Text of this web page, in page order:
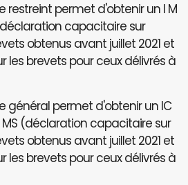
restreint permet d'obtenir un I M
capacitaire sur
obtenus avant juillet 2021 et
les brevets pour ceux délivrés à
général permet d'obtenir un IC
MS (déclaration capacitaire sur
obtenus avant juillet 2021 et
les brevets pour ceux délivrés à